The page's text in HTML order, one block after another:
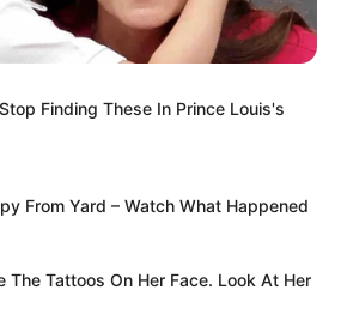
ő
ü
t
ő
l
Á
R
O
D
3, 2026
Finding These In Prince Louis's
From Yard – Watch What Happened
The Tattoos On Her Face. Look At Her